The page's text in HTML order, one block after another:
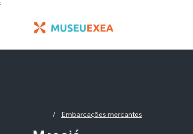
;
/ Embarcações mercantes